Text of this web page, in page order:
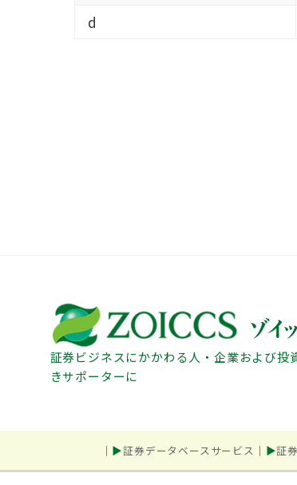
d
証券ビジネスにかかわる人・企業および投
きサポーターに
証券データベースサービス 証